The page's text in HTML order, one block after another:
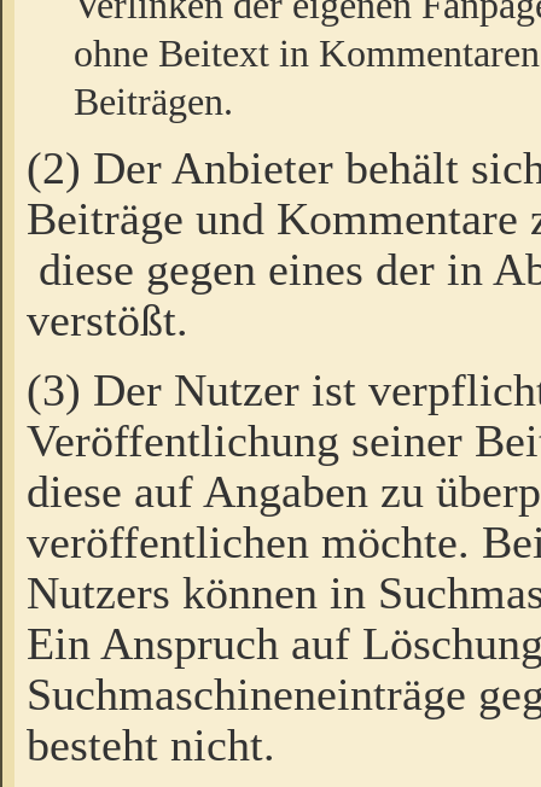
ohne Beitext in
Beiträgen.
(2) Der Anbieter behält
Beiträge und Kommentare
diese gegen eines der in
verstößt.
(3) Der Nutzer ist
Veröffentlichung seiner
diese auf Angaben zu
veröffentlichen möchte.
Nutzers können in
Ein Anspruch auf
Suchmaschineneinträge
besteht nicht.